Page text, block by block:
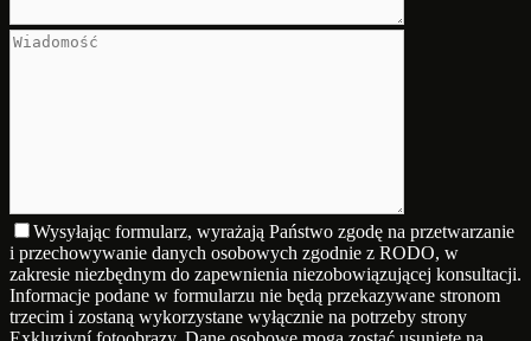
Wysyłając formularz, wyrażają Państwo zgodę na przetwarzanie
i przechowywanie danych osobowych zgodnie z RODO, w
zakresie niezbędnym do zapewnienia niezobowiązującej konsultacji.
Informacje podane w formularzu nie będą przekazywane stronom
trzecim i zostaną wykorzystane wyłącznie na potrzeby strony